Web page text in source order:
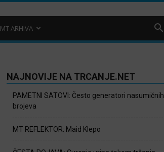
MT ARHIVA
NAJNOVIJE NA TRCANJE.NET
PAMETNI SATOVI: Često generatori nasumičnih
brojeva
MT REFLEKTOR: Maid Klepo